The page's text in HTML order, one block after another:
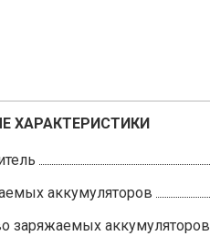
ХАРАКТЕРИСТИКИ
аккумуляторов
заряжаемых аккумуляторов